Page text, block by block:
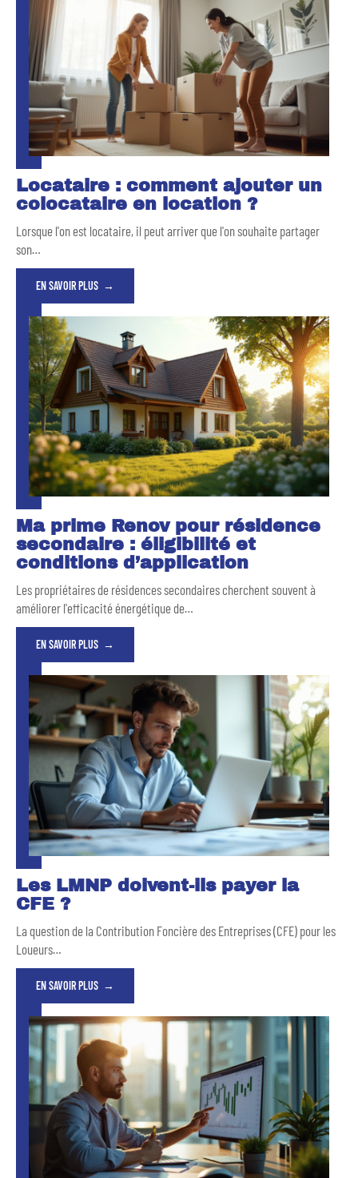
Locataire : comment ajouter un
colocataire en location ?
Lorsque l'on est locataire, il peut arriver que l'on souhaite partager
son…
EN SAVOIR PLUS
Ma prime Renov pour résidence
secondaire : éligibilité et
conditions d’application
Les propriétaires de résidences secondaires cherchent souvent à
améliorer l'efficacité énergétique de…
EN SAVOIR PLUS
Les LMNP doivent-ils payer la
CFE ?
La question de la Contribution Foncière des Entreprises (CFE) pour les
Loueurs…
EN SAVOIR PLUS